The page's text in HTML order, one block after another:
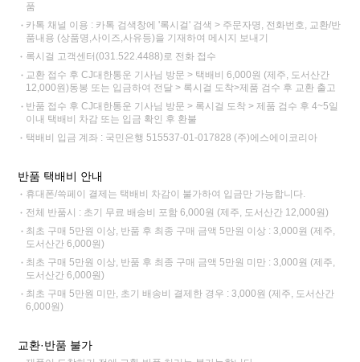
품
카톡 채널 이용 : 카톡 검색창에 '록시걸' 검색 > 주문자명, 전화번호, 교환/반
품내용 (상품명,사이즈,사유등)을 기재하여 메시지 보내기
록시걸 고객센터(031.522.4488)로 전화 접수
교환 접수 후 CJ대한통운 기사님 방문 > 택배비 6,000원 (제주, 도서산간
12,000원)동봉 또는 입금하여 전달 > 록시걸 도착>제품 검수 후 교환 출고
반품 접수 후 CJ대한통운 기사님 방문 > 록시걸 도착 > 제품 검수 후 4~5일
이내 택배비 차감 또는 입금 확인 후 환불
택배비 입금 계좌 : 국민은행 515537-01-017828 (주)에스에이코리아
반품 택배비 안내
휴대폰/쓱페이 결제는 택배비 차감이 불가하여 입금만 가능합니다.
전체 반품시 : 초기 무료 배송비 포함 6,000원 (제주, 도서산간 12,000원)
최초 구매 5만원 이상, 반품 후 최종 구매 금액 5만원 이상 : 3,000원 (제주,
도서산간 6,000원)
최초 구매 5만원 이상, 반품 후 최종 구매 금액 5만원 미만 : 3,000원 (제주,
도서산간 6,000원)
최초 구매 5만원 미만, 초기 배송비 결제한 경우 : 3,000원 (제주, 도서산간
6,000원)
교환·반품 불가